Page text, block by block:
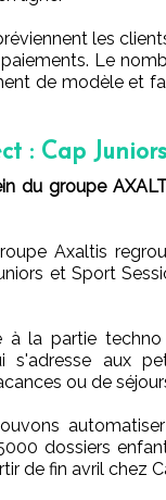
les
Le
de modèle et
: Cap
du groupe
Axaltis
et Sport
à la partie
s'adresse aux
ou de
dossiers
de fin avril chez